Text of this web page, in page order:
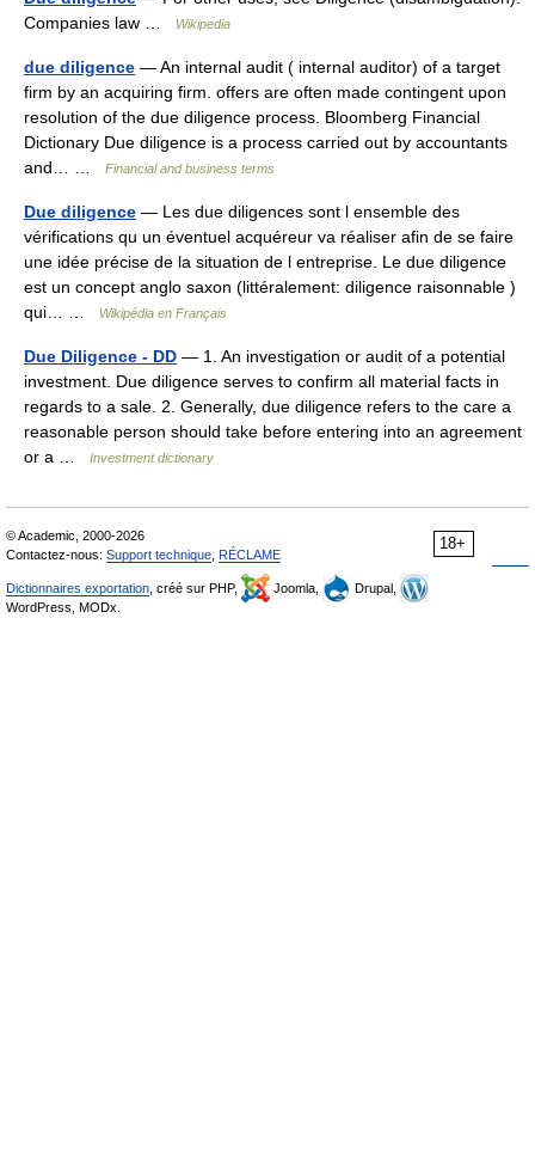
Companies law …
Wikipedia
due diligence — An internal audit ( internal auditor) of a target
firm by an acquiring firm. offers are often made contingent upon
resolution of the due diligence process. Bloomberg Financial
Dictionary Due diligence is a process carried out by accountants
and… …
Financial and business terms
Due diligence — Les due diligences sont l ensemble des
vérifications qu un éventuel acquéreur va réaliser afin de se faire
une idée précise de la situation de l entreprise. Le due diligence
est un concept anglo saxon (littéralement: diligence raisonnable )
qui… …
Wikipédia en Français
Due Diligence - DD — 1. An investigation or audit of a potential
investment. Due diligence serves to confirm all material facts in
regards to a sale. 2. Generally, due diligence refers to the care a
reasonable person should take before entering into an agreement
or a …
Investment dictionary
18+
© Academic, 2000-2026
Contactez-nous: Support technique RÉCLAME
Dictionnaires exportation , créé sur PHP, Joomla,
Drupal,
WordPress, MODx.